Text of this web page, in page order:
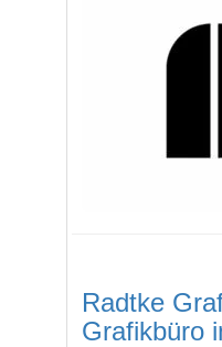
Radtke
Grafikbüro